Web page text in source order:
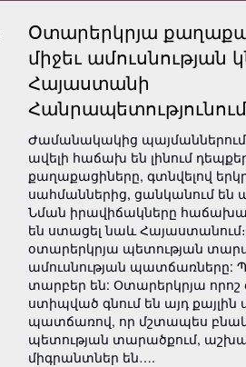
Օտարերկրյա
միջեւ ամուսնության
Հայաստանի
Հանրապետությունում
Ժամանակակից պայմաններում
ավելի հաճախ են լինում
քաղաքացիները, գտնվելով
սահմաններից, ցանկանում են
Նման իրավիճակները
են ստացել նաև Հայաստանում։
օտարերկրյա պետության
ամուսնության պատճառները:
տարբեր են: Օտարերկրյա որոշ
ստիպված գնում են այդ քայլին
պատճառով, որ մշտապես
պետության տարածքում,
միգրանտներ են….